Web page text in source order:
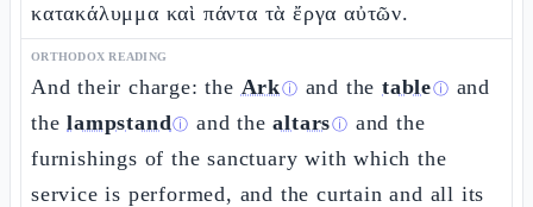
κατακάλυμμα καὶ πάντα τὰ ἔργα αὐτῶν.
ORTHODOX READING
And their charge: the Arkⓘ and thetableⓘ and
thelampstandⓘ and thealtarsⓘ and the
furnishings of the sanctuary with which the
service is performed, and the curtain and all its